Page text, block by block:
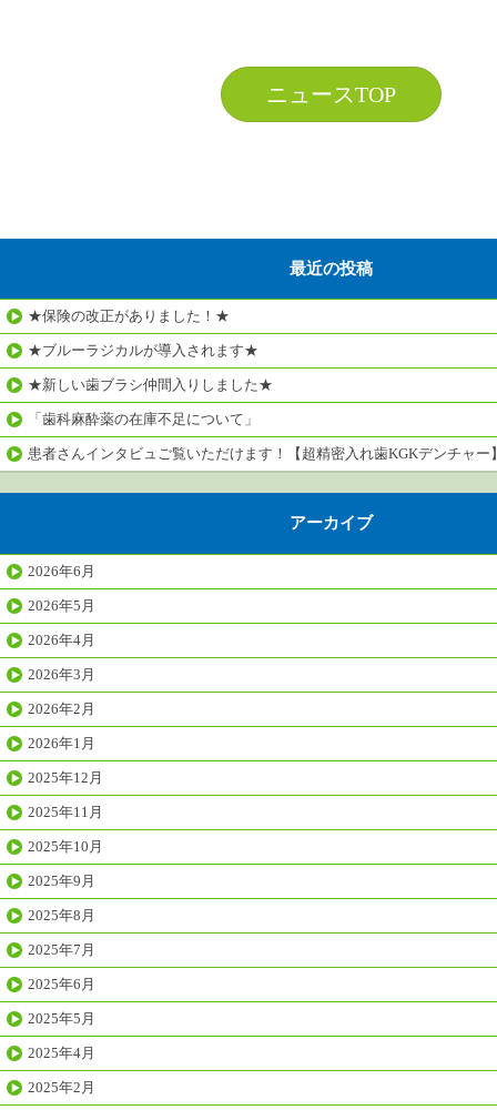
ニュースTOP
最近の投稿
★保険の改正がありました！★
★ブルーラジカルが導入されます★
★新しい歯ブラシ仲間入りしました★
「歯科麻酔薬の在庫不足について」
患者さんインタビュご覧いただけます！【超精密入れ歯KGKデンチャー
アーカイブ
2026年6月
2026年5月
2026年4月
2026年3月
2026年2月
2026年1月
2025年12月
2025年11月
2025年10月
2025年9月
2025年8月
2025年7月
2025年6月
2025年5月
2025年4月
2025年2月